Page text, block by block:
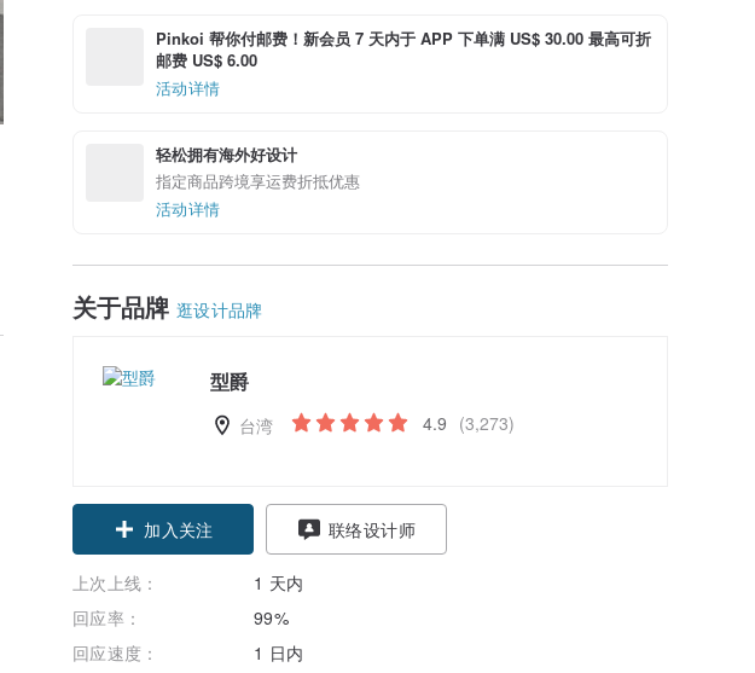
Pinkoi 帮你付邮费！新会员 7 天内于 APP 下单满 US$ 30.00 最高可折
邮费 US$ 6.00
活动详情
轻松拥有海外好设计
指定商品跨境享运费折抵优惠
活动详情
关于品牌 逛设计品牌
型爵
台湾 4.9 (3,273)
加入关注 联络设计师
上次上线：
1 天内
回应率：
99%
回应速度：
1 日内